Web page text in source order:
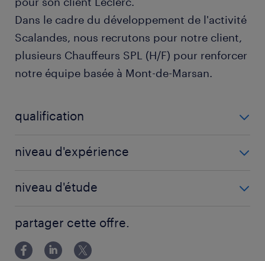
Dans le cadre du développement de l'activité
Scalandes, nous recrutons pour notre client,
plusieurs Chauffeurs SPL (H/F) pour renforcer
notre équipe basée à Mont-de-Marsan.
qualification
niveau d'expérience
niveau d'étude
partager cette offre.